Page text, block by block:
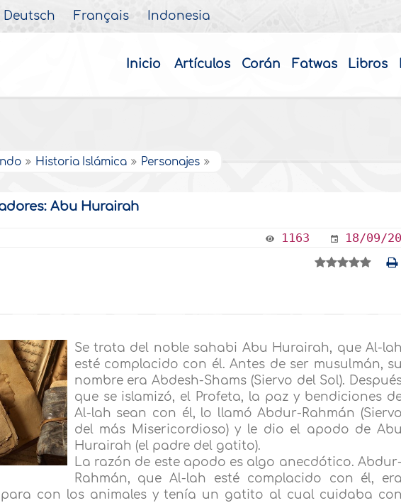
Deutsch Français Indonesia
Inicio Artículos Corán Fatwas Libros
Historia Islámica Personajes
Abu Hurairah
1163 18/09/
Se trata del noble sahabi Abu Hurairah, que Al-lah
esté complacido con él. Antes de ser musulmán, su
nombre era Abdesh-Shams (Siervo del Sol).
que se islamizó, el Profeta, la paz y bendiciones
Al-lah sean con él, lo llamó Abdur-Rahmán (Siervo
del más Misericordioso) y le dio el apodo de Abu
Hurairah (el padre del gatito).
La razón de este apodo es algo anecdótico. Abdur-
Rahmán, que Al-lah esté complacido con él, era
con los animales y tenía un gatito al cual cuidaba con